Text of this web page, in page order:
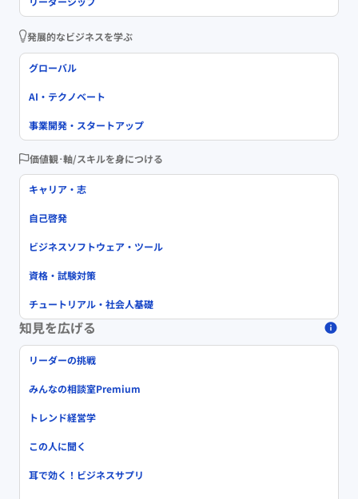
発展的なビジネスを学ぶ
グローバル
AI・テクノベート
事業開発・スタートアップ
価値観･軸/スキルを身につける
キャリア・志
自己啓発
ビジネスソフトウェア・ツール
資格・試験対策
チュートリアル・社会人基礎
知見を広げる
リーダーの挑戦
みんなの相談室Premium
トレンド経営学
この人に聞く
耳で効く！ビジネスサプリ